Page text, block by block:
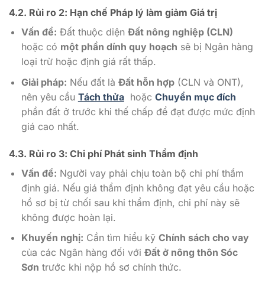
4.2. Rủi ro 2: Hạn chế Pháp lý làm giảm Giá trị
Vấn đề: Đất thuộc diện Đất nông nghiệp (CLN)
hoặc có một phần dính quy hoạch sẽ bị Ngân hàng
loại trừ hoặc định giá rất thấp.
Giải pháp: Nếu đất là Đất hỗn hợp(CLN và ONT),
nên yêu cầu Tách thửahoặc Chuyển mục đích
phần đất ở trước khi thế chấp để đạt được mức định
giá cao nhất.
4.3. Rủi ro 3: Chi phí Phát sinh Thẩm định
Vấn đề: Người vay phải chịu toàn bộ chi phí thẩm
định giá. Nếu giá thẩm định không đạt yêu cầu hoặc
hồ sơ bị từ chối sau khi thẩm định, chi phí này sẽ
không được hoàn lại.
Khuyến nghị: Cần tìm hiểu kỹ Chính sách cho vay
của các Ngân hàng đối với Đất ở nông thôn Sóc
Sơn trước khi nộp hồ sơ chính thức.